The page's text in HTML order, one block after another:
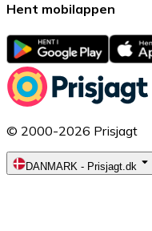
Hent mobilappen
© 2000-2026 Prisjagt
DANMARK - Prisjagt.dk